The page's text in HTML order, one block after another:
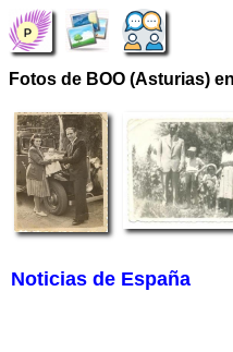
Fotos de BOO (Asturias)
Noticias de España